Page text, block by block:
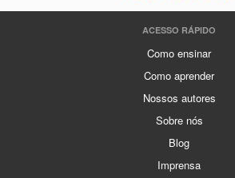
ACESSO RÁPIDO
Como ensinar
Como aprender
Nossos autores
Sobre nós
Blog
Imprensa